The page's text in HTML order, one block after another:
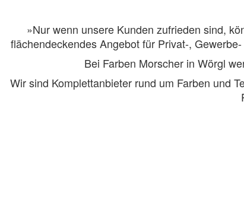
»Nur wenn unsere Kunden zufrieden sind,
flächendeckendes Angebot für Privat-,
Bei Farben Morscher in Wörgl
Wir sind Komplettanbieter rund um Farben und